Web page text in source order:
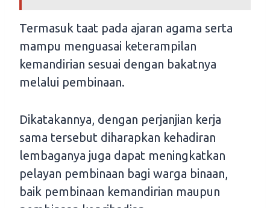
Termasuk taat pada ajaran agama serta
mampu menguasai keterampilan
kemandirian sesuai dengan bakatnya
melalui pembinaan.
Dikatakannya, dengan perjanjian kerja
sama tersebut diharapkan kehadiran
lembaganya juga dapat meningkatkan
pelayan pembinaan bagi warga binaan,
baik pembinaan kemandirian maupun